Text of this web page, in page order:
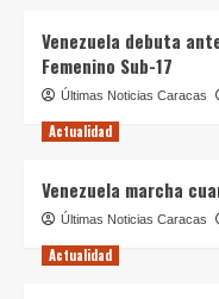
Venezuela debuta
Femenino Sub-17
Últimas Noticias Caracas
Actualidad
Venezuela marcha
Últimas Noticias Caracas
Actualidad